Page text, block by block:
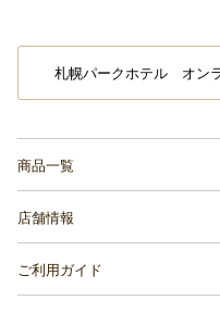
札幌パークホテル オン
商品一覧
店舗情報
ご利用ガイド